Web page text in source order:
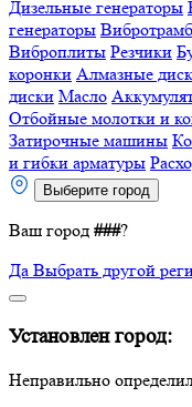
Дизельные генераторы
генераторы
Виброплиты Резчики
коронки Алмазные
диски Масло
Отбойные молотки и
Затирочные машины
и гибки арматуры
Выберите город
Ваш город ###?
Да Выбрать другой
Установлен город:
Неправильно